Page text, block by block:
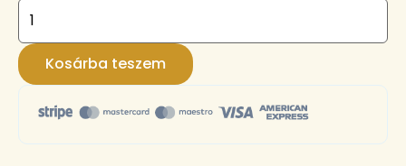
Kosárba teszem